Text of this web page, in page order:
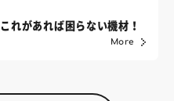
があれば困らない機材！
More